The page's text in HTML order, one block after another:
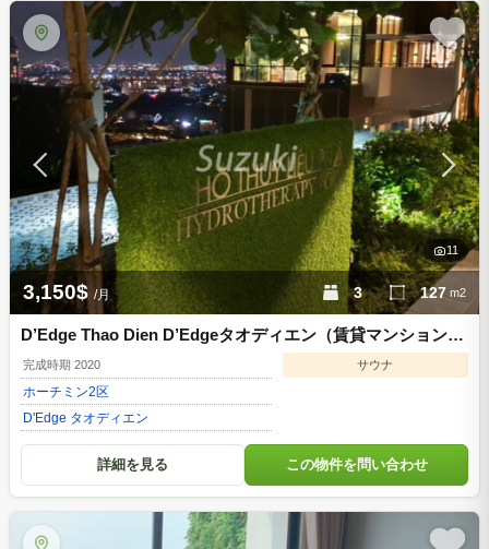
11
D’Edge Thao Dien D’Edgeタオディエン（賃貸マンション）
| 3bed 3150USD（管理費込み） ホーチミン2区 d3322602
完成時期 2020
ホーチミン2区
D'Edge タオディエン
サウナ
3 127 m2
3,150$ /月
詳細を見る この物件を問い合わせ